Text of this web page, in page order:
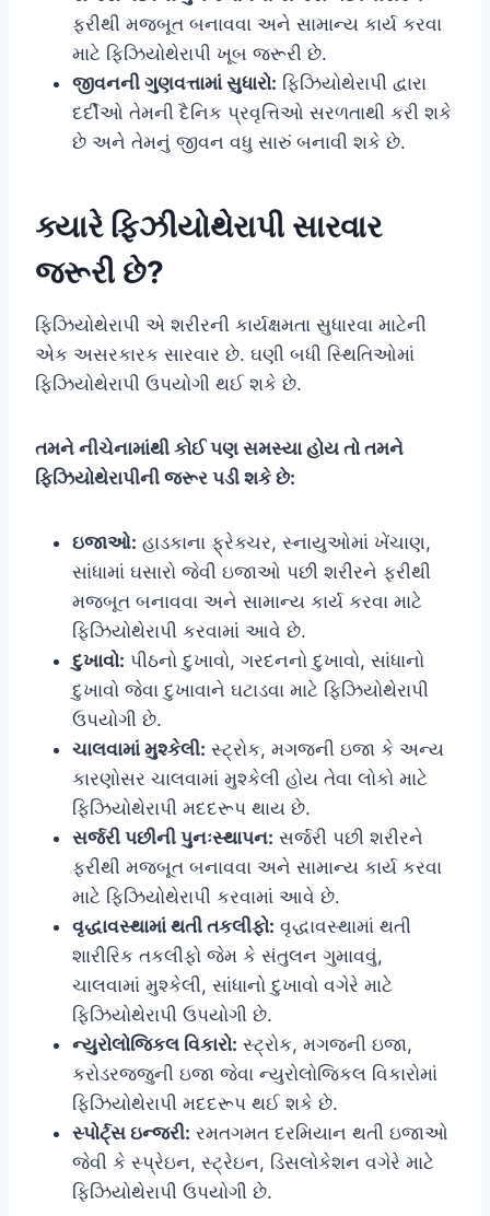
ફરીથી મજબૂત બનાવવા અને સામાન્ય કાર્ય કરવા
માટે ફિઝિયોથેરાપી ખૂબ જરૂરી છે.
જીવનની ગુણવત્તામાં સુધારો: ફિઝિયોથેરાપી દ્વારા
દર્દીઓ તેમની દૈનિક પ્રવૃત્તિઓ સરળતાથી કરી શકે
છે અને તેમનું જીવન વધુ સારું બનાવી શકે છે.
ક્યારે ફિઝીયોથેરાપી સારવાર
જરૂરી છે?
ફિઝિયોથેરાપી એ શરીરની કાર્યક્ષમતા સુધારવા માટેની
એક અસરકારક સારવાર છે. ઘણી બધી સ્થિતિઓમાં
ફિઝિયોથેરાપી ઉપયોગી થઈ શકે છે.
તમને નીચેનામાંથી કોઈ પણ સમસ્યા હોય તો તમને
ફિઝિયોથેરાપીની જરૂર પડી શકે છે:
ઇજાઓ: હાડકાના ફ્રેક્ચર, સ્નાયુઓમાં ખેંચાણ,
સાંધામાં ઘસારો જેવી ઇજાઓ પછી શરીરને ફરીથી
મજબૂત બનાવવા અને સામાન્ય કાર્ય કરવા માટે
ફિઝિયોથેરાપી કરવામાં આવે છે.
દુખાવો: પીઠનો દુખાવો, ગરદનનો દુખાવો, સાંધાનો
દુખાવો જેવા દુખાવાને ઘટાડવા માટે ફિઝિયોથેરાપી
ઉપયોગી છે.
ચાલવામાં મુશ્કેલી: સ્ટ્રોક, મગજની ઇજા કે અન્ય
કારણોસર ચાલવામાં મુશ્કેલી હોય તેવા લોકો માટે
ફિઝિયોથેરાપી મદદરૂપ થાય છે.
સર્જરી પછીની પુનઃસ્થાપન: સર્જરી પછી શરીરને
ફરીથી મજબૂત બનાવવા અને સામાન્ય કાર્ય કરવા
માટે ફિઝિયોથેરાપી કરવામાં આવે છે.
વૃદ્ધાવસ્થામાં થતી તકલીફો: વૃદ્ધાવસ્થામાં થતી
શારીરિક તકલીફો જેમ કે સંતુલન ગુમાવવું,
ચાલવામાં મુશ્કેલી, સાંધાનો દુખાવો વગેરે માટે
ફિઝિયોથેરાપી ઉપયોગી છે.
ન્યુરોલોજિકલ વિકારો: સ્ટ્રોક, મગજની ઇજા,
કરોડરજ્જુની ઇજા જેવા ન્યુરોલોજિકલ વિકારોમાં
ફિઝિયોથેરાપી મદદરૂપ થઈ શકે છે.
સ્પોર્ટ્સ ઇન્જરી: રમતગમત દરમિયાન થતી ઇજાઓ
જેવી કે સ્પ્રેઇન, સ્ટ્રેઇન, ડિસલોકેશન વગેરે માટે
ફિઝિયોથેરાપી ઉપયોગી છે.